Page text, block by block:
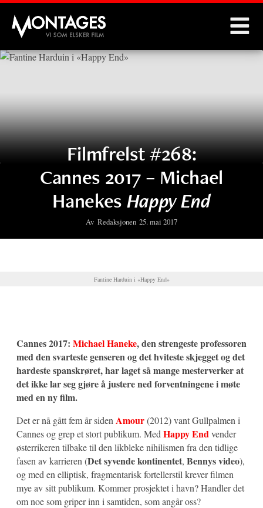
Montages
Filmfrelst #268:
Cannes 2017 – Michael
Hanekes Happy End
Av Redaksjonen 25. mai 2017
Fantine Harduin i «Happy End»
Cannes 2017: Michael Haneke, den strengeste professoren
med den svarteste genseren og det hviteste skjegget og det
hardeste spanskrøret, har laget så mange mesterverker at
det ikke lar seg gjøre å justere ned forventningene i møte
med en ny film.
Det er nå gått fem år siden Amour(2012) vant Gullpalmen i
Cannes og grep et stort publikum. Med Happy Endvender
østerrikeren tilbake til den likbleke nihilismen fra den tidlige
fasen av karrieren (Det syvende kontinentet, Bennys video),
og med en elliptisk, fragmentarisk fortellerstil krever filmen
mye av sitt publikum. Kommer prosjektet i havn? Handler det
om noe som griper inn i samtiden, som angår oss?